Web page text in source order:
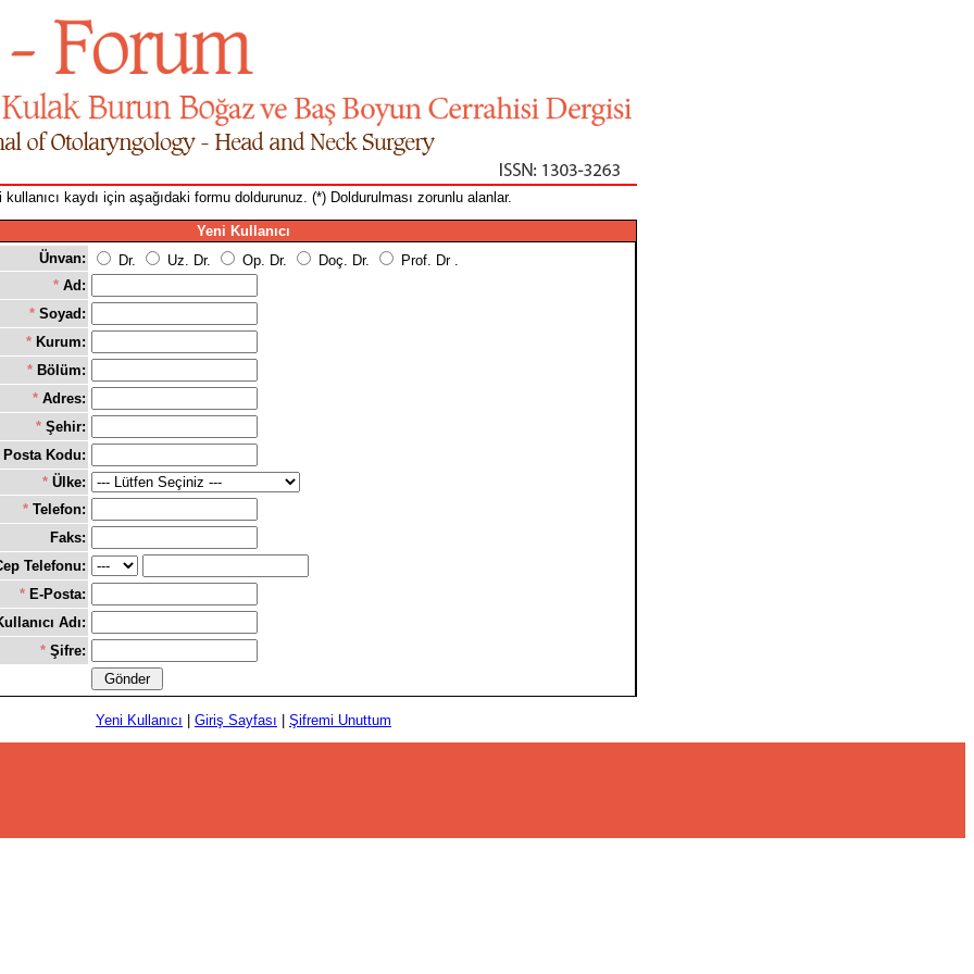
kullanıcı kaydı için aşağıdaki formu doldurunuz. (*) Doldurulması zorunlu alanlar.
Yeni Kullanıcı
Ünvan:
Dr. Uz. Dr. Op. Dr. Doç. Dr.
Prof. Dr .
* Ad:
* Soyad:
* Kurum:
* Bölüm:
* Adres:
* Şehir:
Posta Kodu:
* Ülke:
* Telefon:
Faks:
Telefonu:
* E-Posta:
Adı:
* Şifre:
Yeni Kullanıcı | Giriş Sayfası | Şifremi Unuttum